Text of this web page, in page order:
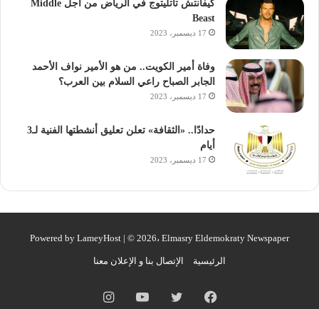
كيفانتش تاتليتوج في الرياض من أجل Middle
Beast
17 ديسمبر، 2023
وفاة أمير الكويت.. من هو الأمير نواف الأحمد
الجابر الصباح راعي السلام بين العرب؟
17 ديسمبر، 2023
حدادًا.. «الثقافة» تعلن تعليق أنشطتها الفنية لـ3
أيام
17 ديسمبر، 2023
Powered by LameyHost | © 2026، Elmasry Eldemokraty Newspaper
الرئيسية الإتصال بنا و الإعلان معنا
فيسبوك تويتر يوتيوب